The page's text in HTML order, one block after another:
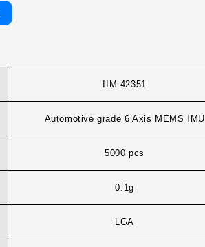
IIM-42351
Automotive grade 6 Axis MEMS IMU
5000 pcs
0.1g
LGA